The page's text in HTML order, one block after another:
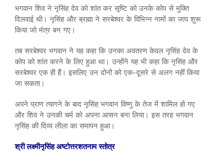
भगवान शिव ने नृसिंह देव को शांत कर सृष्टि को उनके कोप से मुक्ति
दिलवाई थी। नृसिंह और ब्रह्मा ने सरबेश्वर के विभिन्न नामों का जाप शुरू
किया जो मंत्र बन गए।
तब सरबेश्वर भगवान ने यह कहा कि उनका अवतरण केवल नृसिंह देव के
कोप को शांत करने के लिए हुआ था। उन्होंने यह भी कहा कि नृसिंह और
सरबेश्वर एक ही हैं। इसलिए उन दोनों को एक-दूसरे से अलग नहीं किया
जा सकता।
अपने प्राण त्यागने के बाद नृसिंह भगवान विष्णु के तेज में शामिल हो गए
और शिव ने उनकी चर्म को अपना आसन बना लिया। इस तरह भगवान
नृसिंह की दिव्य लीला का समापन हुआ।
श्री लक्ष्मीनृसिंह अष्टोत्तरशतनाम स्तोत्र